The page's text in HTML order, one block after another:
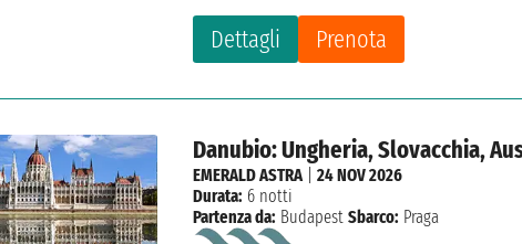
Dettagli Prenota
Danubio: Ungheria, Slovacchia,
EMERALD ASTRA|24 NOV 2026
Durata: 6 notti
Partenza da: Budapest Sbarco: Praga